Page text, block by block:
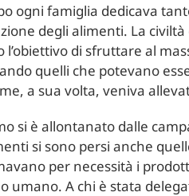
ogni famiglia dedicava
degli alimenti. La
l’obiettivo di sfruttare al
quelli che potevano
a sua volta, veniva
si è allontanato dalle
si sono persi anche
per necessità i
umano. A chi è stata